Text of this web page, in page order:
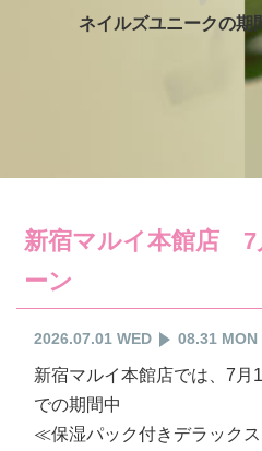
ネイルズユニークの期
新宿マルイ本館店 7
ーン
2026.07.01 WED 08.31 MON
新宿マルイ本館店では、7月
での期間中
≪保湿パック付きデラック